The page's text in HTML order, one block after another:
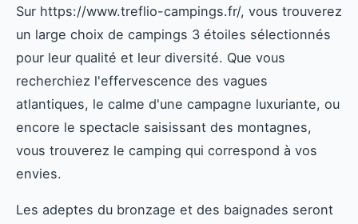
Sur https://www.treflio-campings.fr/, vous trouverez
un large choix de campings 3 étoiles sélectionnés
pour leur qualité et leur diversité. Que vous
recherchiez l'effervescence des vagues
atlantiques, le calme d'une campagne luxuriante, ou
encore le spectacle saisissant des montagnes,
vous trouverez le camping qui correspond à vos
envies.
Les adeptes du bronzage et des baignades seront